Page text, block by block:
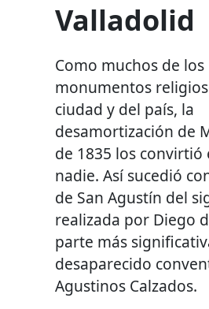
Valladolid
Como muchos de los
monumentos
ciudad y del país, la
desamortización de
de 1835 los convirtió
nadie. Así sucedió
de San Agustín del
realizada por Diego
parte más
desaparecido
Agustinos Calzados.